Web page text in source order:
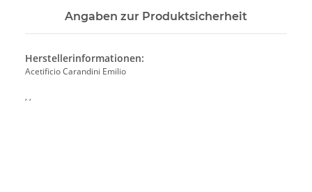
Angaben zur Produktsicherheit
Herstellerinformationen:
Acetificio Carandini Emilio
, ,